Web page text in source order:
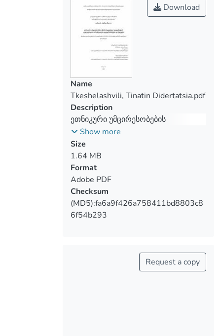
Download
Name
Tkeshelashvili, Tinatin Didertatsia.pdf
Description
ეთნიკური უმცირესობების
წარმომადგენელი სტუდენტების
აკულტურაციის ორიენტაციები:
დეტერმინანტები და შედეგები
Show more
Size
1.64 MB
Format
Adobe PDF
Checksum
(MD5):fa6a9f426a758411bd8803c8
6f54b293
Request a copy